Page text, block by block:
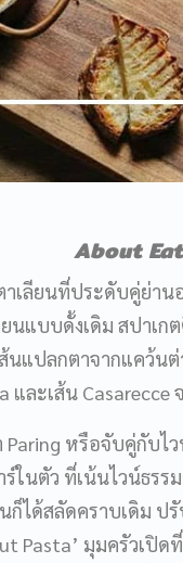
About
เลียนที่ประดับคู่ย่า
นแบบดั้งเดิม สปาเ
นแปลกตาจากแคว้น
และเส้น Casarecce
หรือจับคู่กับไ
ในตัว ที่เน้นไวน์ธรร
ก็ได้สลัดคราบเดิม
Pasta’ มุมครัวเปิ